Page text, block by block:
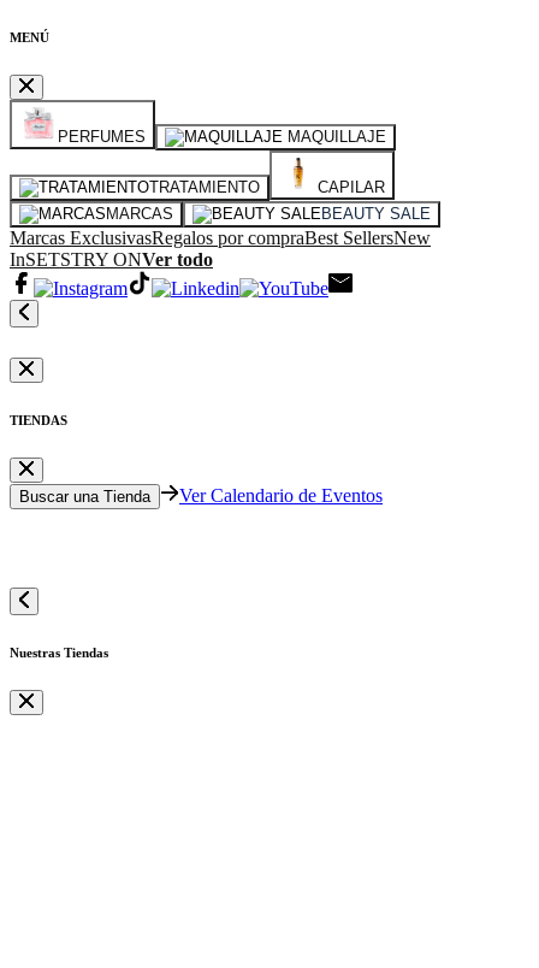
MENÚ
PERFUMES MAQUILLAJE
TRATAMIENTO
CAPILAR
MARCAS
BEAUTY SALE
Marcas ExclusivasRegalos por compraBest SellersNew
InSETSTRY ONVer todo
TIENDAS
Buscar una Tienda Ver Calendario de Eventos
Nuestras Tiendas